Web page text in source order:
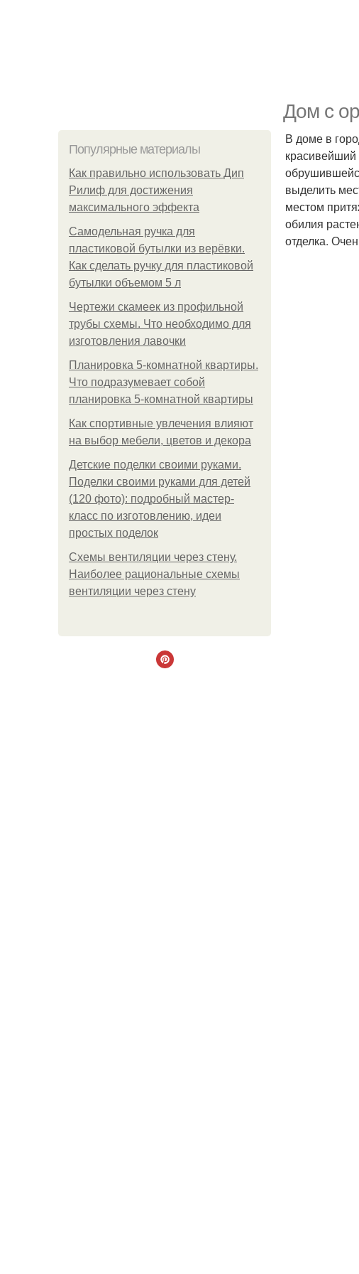
Дом с
Популярные материалы
Как правильно использовать Дип
Рилиф для достижения
максимального эффекта
Самодельная ручка для
пластиковой бутылки из верёвки.
Как сделать ручку для пластиковой
бутылки объемом 5 л
Чертежи скамеек из профильной
трубы схемы. Что необходимо для
изготовления лавочки
Планировка 5-комнатной квартиры.
Что подразумевает собой
планировка 5-комнатной квартиры
Как спортивные увлечения влияют
на выбор мебели, цветов и декора
Детские поделки своими руками.
Поделки своими руками для детей
(120 фото): подробный мастер-
класс по изготовлению, идеи
простых поделок
Схемы вентиляции через стену.
Наиболее рациональные схемы
вентиляции через стену
В доме в
выделить
местом
обилия
отделка.